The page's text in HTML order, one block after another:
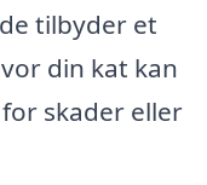
tilbyder et
din kat kan
skader eller